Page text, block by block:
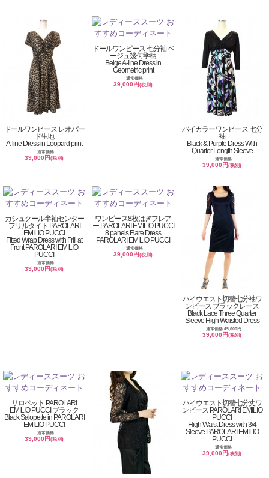
ドールワンピース レオパー
ド生地
A-line Dress in Leopard print
通常価格
39,000円(税別)
ドールワンピース 七分袖 ベ
ージュ幾何学柄
Beige A-line Dress in
Geometric print
通常価格
39,000円(税別)
バイカラーワンピース 七分
袖
Black & Purple Dress With
Quarter Length Sleeve
通常価格
39,000円(税別)
カシュクール半袖センター
フリルタイト PAROLARI
EMILIO PUCCI
Fitted Wrap Dress with Frill at
Front PAROLARI EMILIO
PUCCI
通常価格
39,000円(税別)
ワンピース8枚はぎフレア
ー PAROLARI EMILIO PUCCI
8 panels Flare Dress
PAROLARI EMILIO PUCCI
通常価格
39,000円(税別)
ハイウエスト切替七分袖ワ
ンピース ブラックレース
Black Lace Three Quarter
Sleeve High Waisted Dress
通常価格 45,000円
39,000円(税別)
サロペット PAROLARI
EMILIO PUCCI ブラック
Black Salopette in PAROLARI
EMILIO PUCCI
通常価格
39,000円(税別)
ハイウエスト切替七分丈ワ
ンピース PAROLARI EMILIO
PUCCI
High Waist Dress with 3/4
Sleeve PAROLARI EMILIO
PUCCI
通常価格
39,000円(税別)